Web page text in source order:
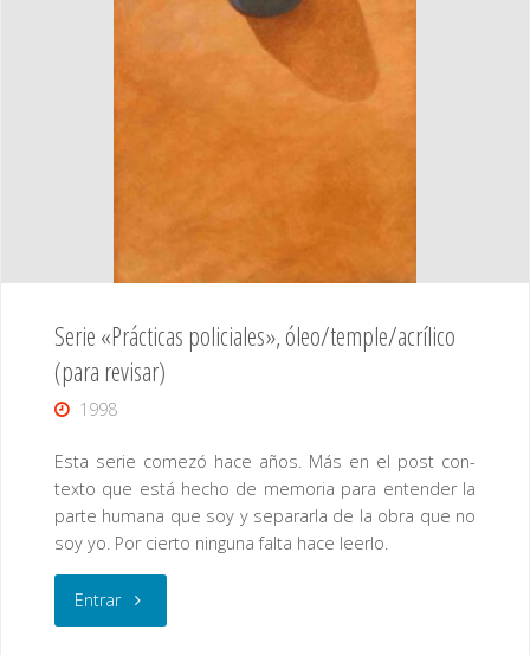
Serie «Prácticas policiales», óleo/temple/acrílico
(para revisar)
1998
Esta serie comezó hace años. Más en el post con-
texto que está hecho de memoria para entender la
parte humana que soy y separarla de la obra que no
soy yo. Por cierto ninguna falta hace leerlo.
Entrar"Serie